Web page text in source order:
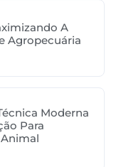
A
Agropecuária
Moderna
Para